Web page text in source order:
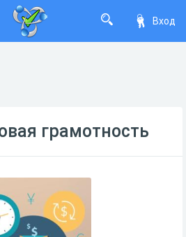
Вход
грамотность